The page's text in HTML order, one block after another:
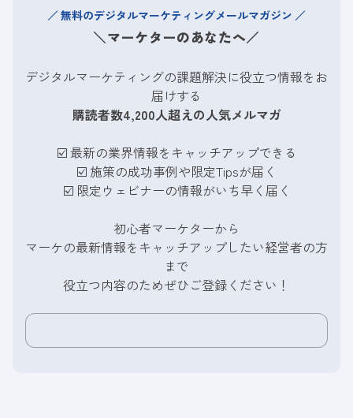
無料のデジタルマーケティングメールマガジン
＼マーケターのあなたへ／
デジタルマーケティングの課題解決に役立つ情報をお
届けする
購読者数4,200人超えの人気メルマガ
☑️ 最新の業界情報をキャッチアップできる
☑️ 施策の成功事例や限定Tipsが届く
☑️ 限定ウェビナーの情報がいち早く届く
初心者マーケターから
マーケの最新情報をキャッチアップしたい経営者の方
まで
役立つ内容のためぜひご登録ください！